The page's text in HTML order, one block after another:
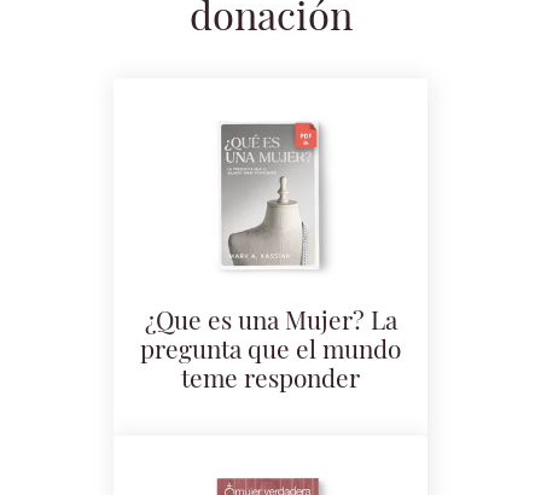
donación
¿Que es una Mujer? La
pregunta que el mundo
teme responder